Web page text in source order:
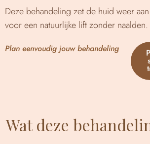
Deze behandeling zet de huid weer
voor een natuurlijke lift zonder naalden.
Plan eenvoudig jouw behandeling
Wat deze